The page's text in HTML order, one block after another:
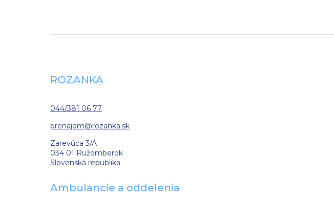
ROZANKA
044/381 06 77
prenajom@rozanka.sk
Zarevúca 3/A
034 01 Ružomberok
Slovenská republika
Ambulancie a oddelenia